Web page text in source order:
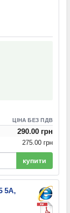
ЦІНА БЕЗ ПДВ
290.00 грн
275.00 грн
купити
5A,